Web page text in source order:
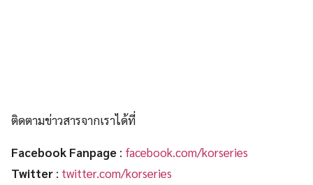
ติดตามข่าวสารจากเราได้ที่
Facebook Fanpage : facebook.com/korseries
Twitter : twitter.com/korseries